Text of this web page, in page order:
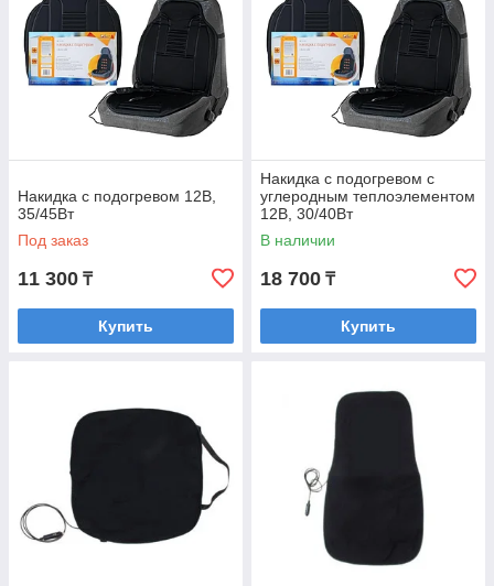
Накидка с подогревом 12В,
35/45Вт
Под заказ
11 300 ₸
Купить
Накидка с подогревом с
углеродным теплоэлементом
12В, 30/40Вт
В наличии
18 700 ₸
Купить